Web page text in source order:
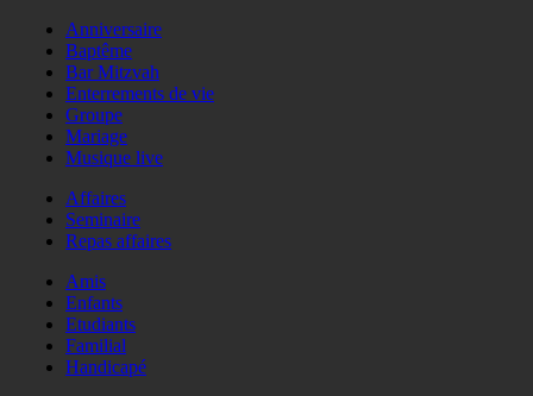
Anniversaire
Baptême
Bar Mitzvah
Enterrements de vie
Groupe
Mariage
Musique live
Affaires
Seminaire
Repas affaires
Amis
Enfants
Etudiants
Familial
Handicapé